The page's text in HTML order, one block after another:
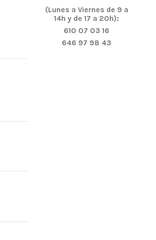
(Lunes a Viernes de 9 a
14h y de 17 a 20h):
610 07 03 16
646 97 98 43